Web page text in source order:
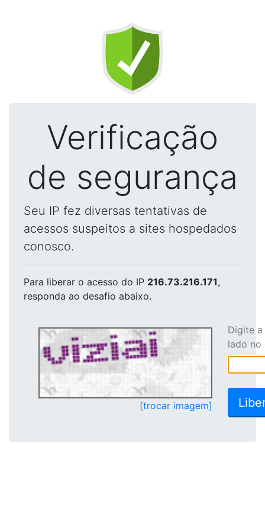
Verificação
de segurança
Seu IP fez diversas tentativas de
acessos suspeitos a sites hospedados
conosco.
Para liberar o acesso do IP 216.73.216.171,
responda ao desafio abaixo.
[trocar imagem]
Digite
lado no